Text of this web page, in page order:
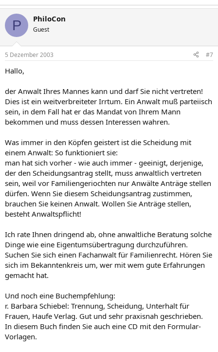
P PhiloCon
Guest
5 Dezember 2003 #7
Hallo,
der Anwalt Ihres Mannes kann und darf Sie nicht vertreten!
Dies ist ein weitverbreiteter Irrtum. Ein Anwalt muß parteiisch
sein, in dem Fall hat er das Mandat von Ihrem Mann
bekommen und muss dessen Interessen wahren.
Was immer in den Köpfen geistert ist die Scheidung mit
einem Anwalt: So funktioniert sie:
man hat sich vorher - wie auch immer - geeinigt, derjenige,
der den Scheidungsantrag stellt, muss anwaltlich vertreten
sein, weil vor Familiengeriochten nur Anwälte Anträge stellen
dürfen. Wenn Sie diesem Scheidungsantrag zustimmen,
brauchen Sie keinen Anwalt. Wollen Sie Anträge stellen,
besteht Anwaltspflicht!
Ich rate Ihnen dringend ab, ohne anwaltliche Beratung solche
Dinge wie eine Eigentumsübertragung durchzuführen.
Suchen Sie sich einen Fachanwalt für Familienrecht. Hören Sie
sich im Bekanntenkreis um, wer mit wem gute Erfahrungen
gemacht hat.
Und noch eine Buchempfehlung:
r. Barbara Schiebel: Trennung, Scheidung, Unterhalt für
Frauen, Haufe Verlag. Gut und sehr praxisnah geschrieben.
In diesem Buch finden Sie auch eine CD mit den Formular-
Vorlagen.